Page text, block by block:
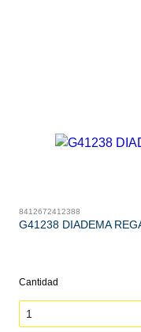
8412672412388
G41238 DIADEMA
Cantidad